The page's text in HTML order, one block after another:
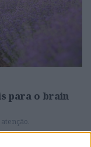
para o brain